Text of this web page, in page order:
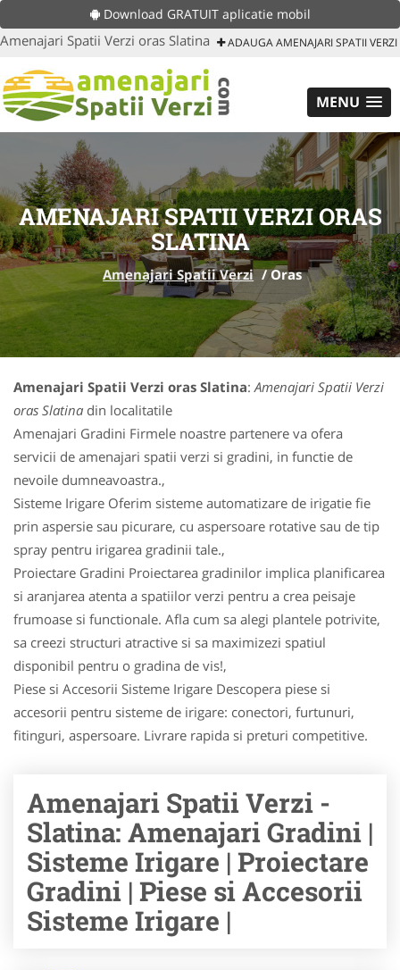
Download GRATUIT aplicatie mobil
Amenajari Spatii Verzi oras Slatina ADAUGA AMENAJARI SPATII VERZI
MENU
AMENAJARI SPATII VERZI ORAS
SLATINA
Amenajari Spatii Verzi /Oras
Amenajari Spatii Verzi oras Slatina:Amenajari Spatii Verzi
oras Slatina din localitatile
Amenajari Gradini Firmele noastre partenere va ofera
servicii de amenajari spatii verzi si gradini, in functie de
nevoile dumneavoastra.,
Sisteme Irigare Oferim sisteme automatizare de irigatie fie
prin aspersie sau picurare, cu aspersoare rotative sau de tip
spray pentru irigarea gradinii tale.,
Proiectare Gradini Proiectarea gradinilor implica planificarea
si aranjarea atenta a spatiilor verzi pentru a crea peisaje
frumoase si functionale. Afla cum sa alegi plantele potrivite,
sa creezi structuri atractive si sa maximizezi spatiul
disponibil pentru o gradina de vis!,
Piese si Accesorii Sisteme Irigare Descopera piese si
accesorii pentru sisteme de irigare: conectori, furtunuri,
fitinguri, aspersoare. Livrare rapida si preturi competitive.
Amenajari Spatii Verzi -
Slatina: Amenajari Gradini |
Sisteme Irigare | Proiectare
Gradini | Piese si Accesorii
Sisteme Irigare |